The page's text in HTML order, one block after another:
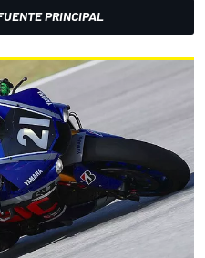
PRINCIPAL